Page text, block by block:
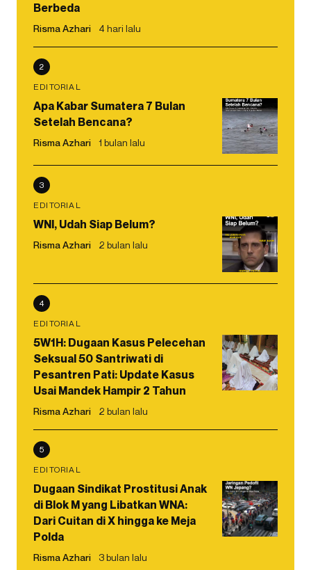
Berbeda
Risma Azhari 4 hari lalu
2
EDITORIAL
Apa Kabar Sumatera 7 Bulan
Setelah Bencana?
Risma Azhari 1 bulan lalu
3
EDITORIAL
WNI, Udah Siap Belum?
Risma Azhari 2 bulan lalu
4
EDITORIAL
5W1H: Dugaan Kasus Pelecehan
Seksual 50 Santriwati di
Pesantren Pati: Update Kasus
Usai Mandek Hampir 2 Tahun
Risma Azhari 2 bulan lalu
5
EDITORIAL
Dugaan Sindikat Prostitusi Anak
di Blok M yang Libatkan WNA:
Dari Cuitan di X hingga ke Meja
Polda
Risma Azhari 3 bulan lalu